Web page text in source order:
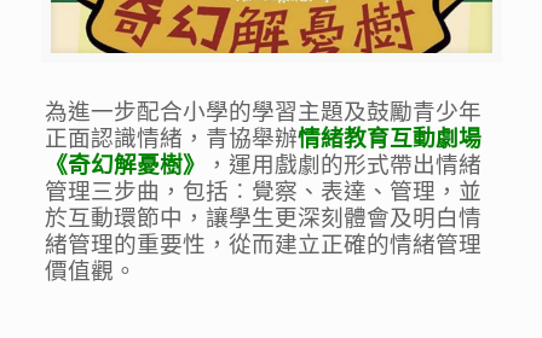
為進一步配合小學的學習主題及鼓勵青少年
正面認識情緒，青協舉辦情緒教育互動劇場
《奇幻解憂樹》
，運用戲劇的形式帶出情緒
管理三步曲，包括︰覺察、表達、管理，並
於互動環節中，讓學生更深刻體會及明白情
緒管理的重要性，從而建立正確的情緒管理
價值觀。